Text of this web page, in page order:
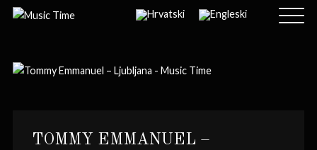
TOMMY EMMANUEL –